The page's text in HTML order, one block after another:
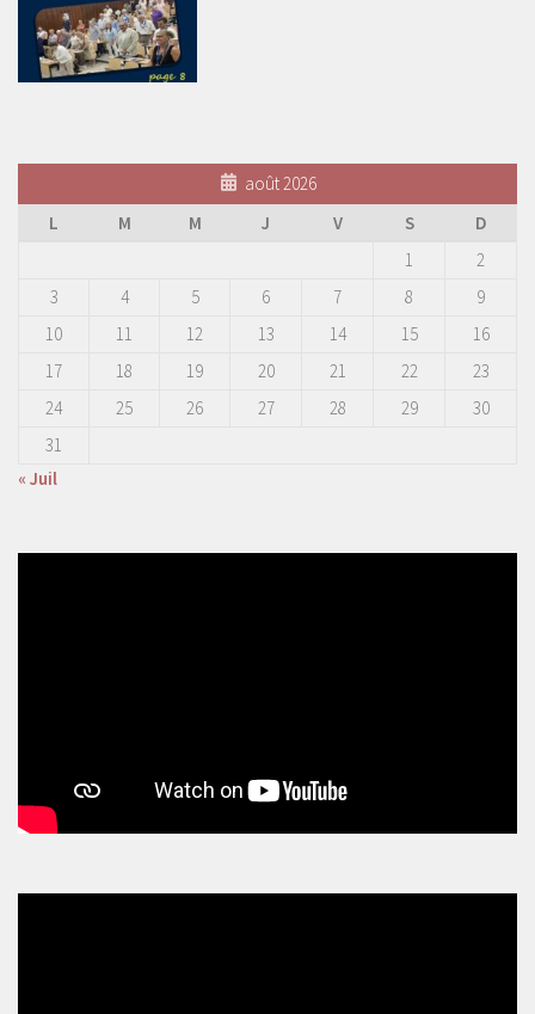
août 2026
L
M M J V S
D
1
2
3
4 5 6 7 8
9
10
11 12 13 14 15
16
17
18 19 20 21 22
23
24
25 26 27 28 29
30
31
« Juil